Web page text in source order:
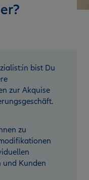
bist Du
zur Akquise
zu
und Kunden